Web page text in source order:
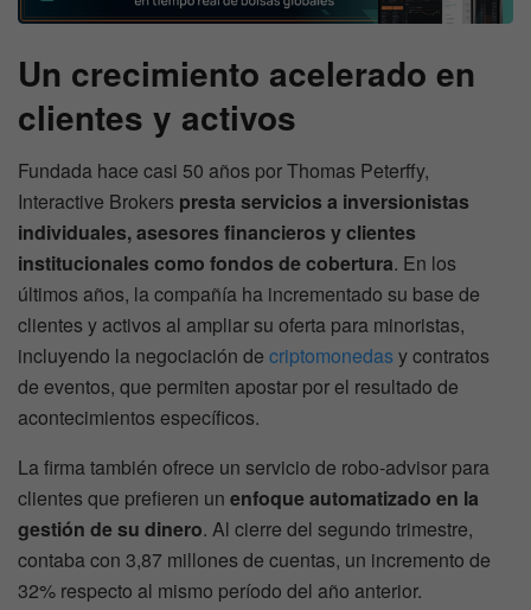
Un crecimiento acelerado en
clientes y activos
Fundada hace casi 50 años por Thomas Peterffy,
Interactive Brokers presta servicios a inversionistas
individuales, asesores financieros y clientes
institucionales como fondos de cobertura. En los
últimos años, la compañía ha incrementado su base de
clientes y activos al ampliar su oferta para minoristas,
incluyendo la negociación de criptomonedasy contratos
de eventos, que permiten apostar por el resultado de
acontecimientos específicos.
La firma también ofrece un servicio de robo-advisor para
clientes que prefieren un enfoque automatizado en la
gestión de su dinero. Al cierre del segundo trimestre,
contaba con 3,87 millones de cuentas, un incremento de
32% respecto al mismo período del año anterior.